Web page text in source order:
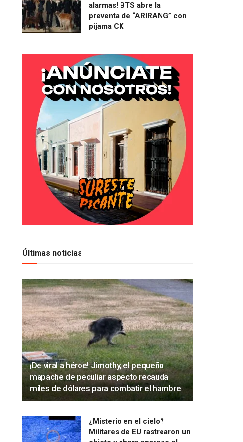
alarmas! BTS abre la
preventa de “ARIRANG” con
pijama CK
Últimas noticias
¡De viral a héroe! Jimothy, el pequeño
mapache de peculiar aspecto recauda
miles de dólares para combatir el hambre
¿Misterio en el cielo?
Militares de EU rastrearon un